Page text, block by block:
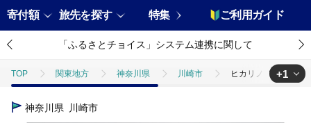
寄付額 旅先を探す 特集 ご利用ガイド
「ふるさとチョイス」システム連携に関して
TOP 関東地方 神奈川県 川崎市 ヒカリノイズミ（6
TOP
+1
神奈川県 川崎市